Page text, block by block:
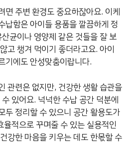
면 주변 환경도 중요하잖아요. 이케
납함은 아이들 용품을 깔끔하게 정
균이나 영양제 같은 것들을 잘 보
고 챙겨 먹이기 좋더라고요. 아이
기에도 안성맞춤이랍니다.
관련은 없지만, 건강한 생활 습관을
있어요. 넉넉한 수납 공간 덕분에
두 정리할 수 있으니 공간 활용도가
적으로 꾸며줄 수 있는 실용적인
강한 마음을 키우는 데도 한몫할 수